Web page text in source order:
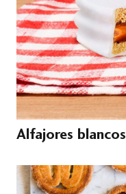
Alfajores blancos